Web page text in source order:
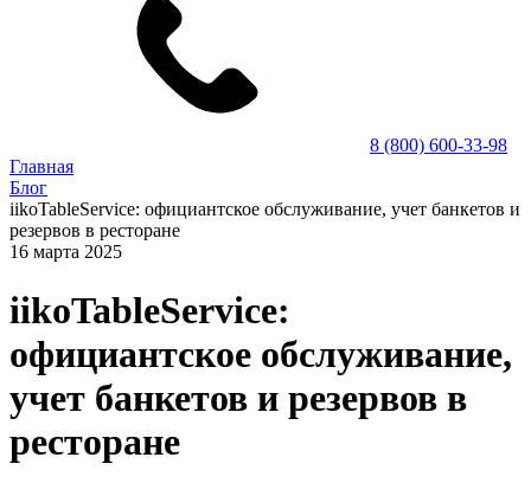
8 (800) 600-33-98
Главная
Блог
iikoTableService: официантское обслуживание, учет банкетов и
резервов в ресторане
16 марта 2025
iikoTableService:
официантское обслуживание,
учет банкетов и резервов в
ресторане